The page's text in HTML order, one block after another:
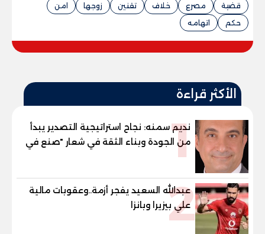
قضية
مصرع خلاف تقنين زوجها
امن
حكم
اتهامه
الأكثر قراءة
1
نديم سمنه: نجاح استراتيجية التصدير يبدأ
من الجودة وبناء الثقة في شعار "صنع في
مصر"
2
عبدالله السعيد يفجر أزمة..وعقوبات مالية
علي بيزيرا وبانزا